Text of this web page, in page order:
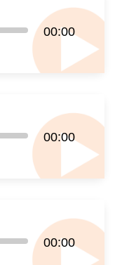
00:00
00:00
00:00